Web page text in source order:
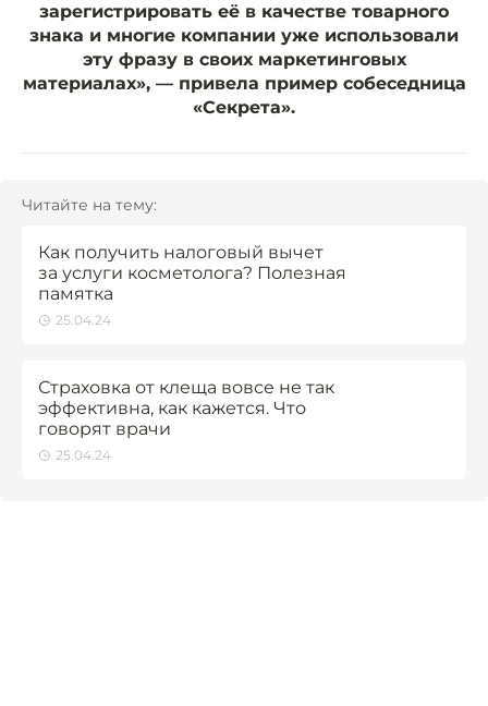
зарегистрировать её в качестве товарного
знака и многие компании уже использовали
эту фразу в своих маркетинговых
материалах», — привела пример собеседница
«Секрета».
Читайте на тему:
Как получить налоговый вычет
за услуги косметолога? Полезная
памятка
25.04.24
Страховка от клеща вовсе не так
эффективна, как кажется. Что
говорят врачи
25.04.24